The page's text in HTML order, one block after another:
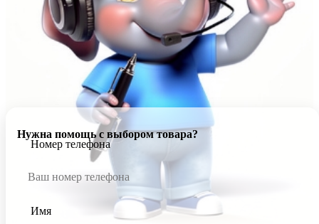
Нужна помощь с выбором товара?
Номер телефона
Имя